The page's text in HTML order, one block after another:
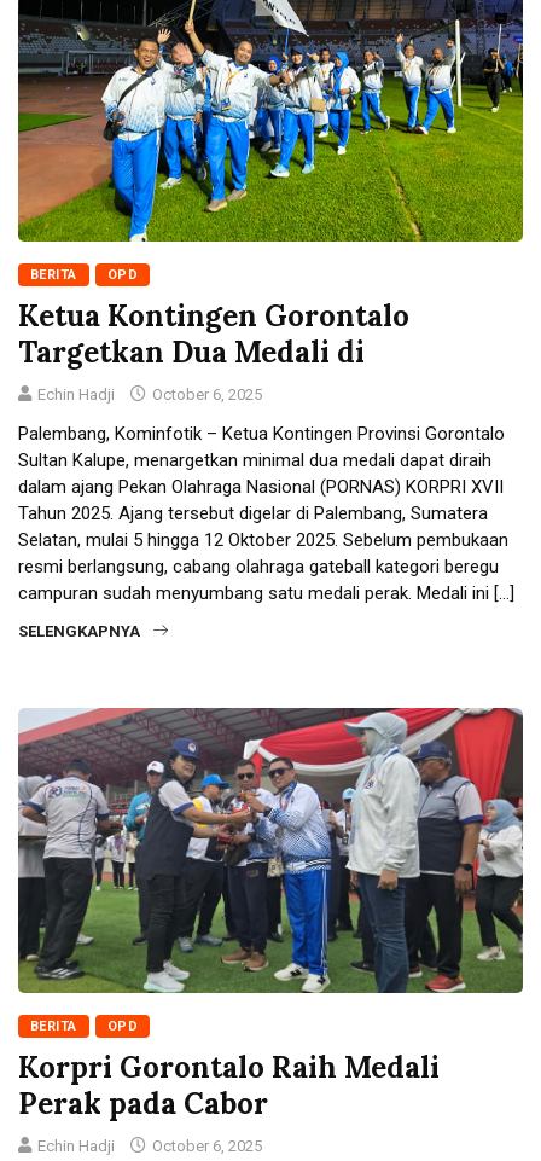
BERITA OPD
Ketua Kontingen Gorontalo
Targetkan Dua Medali di
Echin Hadji October 6, 2025
Palembang, Kominfotik – Ketua Kontingen Provinsi Gorontalo
Sultan Kalupe, menargetkan minimal dua medali dapat diraih
dalam ajang Pekan Olahraga Nasional (PORNAS) KORPRI XVII
Tahun 2025. Ajang tersebut digelar di Palembang, Sumatera
Selatan, mulai 5 hingga 12 Oktober 2025. Sebelum pembukaan
resmi berlangsung, cabang olahraga gateball kategori beregu
campuran sudah menyumbang satu medali perak. Medali ini […]
SELENGKAPNYA
BERITA OPD
Korpri Gorontalo Raih Medali
Perak pada Cabor
Echin Hadji October 6, 2025